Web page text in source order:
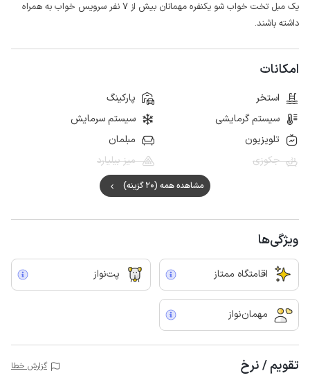
یک مبل تخت خواب شو یکنفره مهمانان بیش از ۷ نفر سرویس خواب به همراه
داشته باشند.
امکانات
استخر
پارکینگ
سیستم گرمایشی
سیستم سرمایش
تلویزیون
مبلمان
جکوزی
میز بیلیارد
مشاهده همه (20 گزینه)
ویژگی‌ها
اقامتگاه ممتاز پت‌نواز
مهمان‌نواز
تقویم / نرخ گزارش خطا